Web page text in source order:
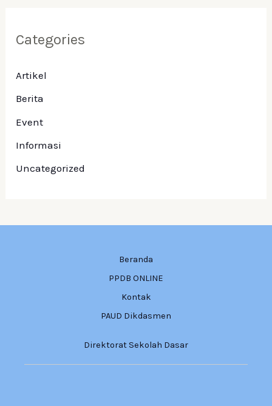
Categories
Artikel
Berita
Event
Informasi
Uncategorized
Beranda
PPDB ONLINE
Kontak
PAUD Dikdasmen
Direktorat Sekolah Dasar